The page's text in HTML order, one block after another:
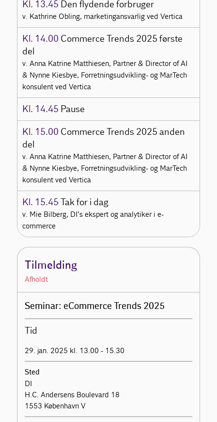
Kl. 13.45 Den flydende forbruger
v. Kathrine Obling, marketingansvarlig ved Vertica
Kl. 14.00 Commerce Trends 2025 første
del
v. Anna Katrine Matthiesen, Partner & Director of AI
& Nynne Kiesbye, Forretningsudvikling- og MarTech
konsulent ved Vertica
Kl. 14.45 Pause
Kl. 15.00 Commerce Trends 2025 anden
del
v. Anna Katrine Matthiesen, Partner & Director of AI
& Nynne Kiesbye, Forretningsudvikling- og MarTech
konsulent ved Vertica
Kl. 15.45 Tak for i dag
v. Mie Bilberg, DI’s ekspert og analytiker i e-
commerce
Tilmelding
Afholdt
Seminar: eCommerce Trends 2025
Tid
29. jan. 2025 kl. 13.00 - 15.30
Sted
DI
H.C. Andersens Boulevard 18
1553 København V